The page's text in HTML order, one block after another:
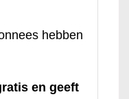
hebben
en geeft